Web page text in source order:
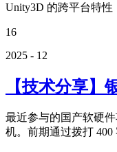
Unity3D 的跨平台特性
16
2025 - 12
【技术分享】
最近参与的国产软硬
机。前期通过拨打